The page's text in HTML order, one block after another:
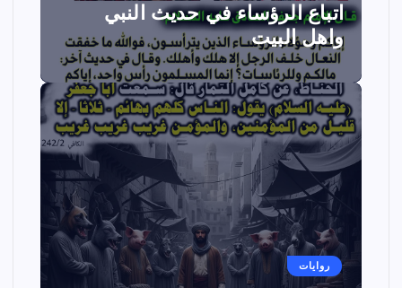
اتباع الرؤساء في حديث النبي
واهل البيت
روايات